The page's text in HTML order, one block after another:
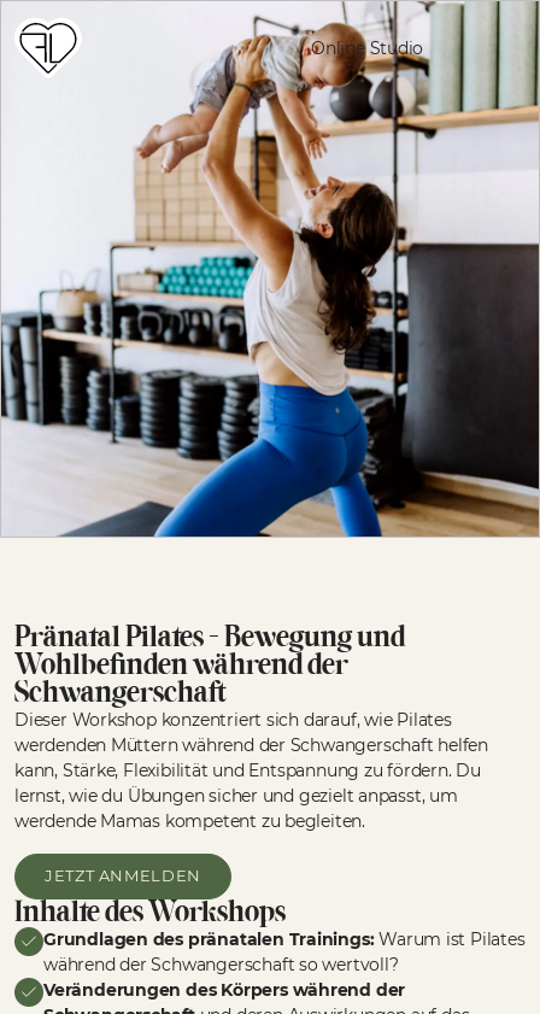
Online Studio
JETZT ANMELDEN
Pränatal Pilates – Bewegung und
Wohlbefinden während der
Schwangerschaft
Dieser Workshop konzentriert sich darauf, wie Pilates
werdenden Müttern während der Schwangerschaft helfen
kann, Stärke, Flexibilität und Entspannung zu fördern. Du
lernst, wie du Übungen sicher und gezielt anpasst, um
werdende Mamas kompetent zu begleiten.
JETZT ANMELDEN
Inhalte des Workshops
Grundlagen des pränatalen Trainings:Warum ist Pilates
während der Schwangerschaft so wertvoll?
Veränderungen des Körpers während der